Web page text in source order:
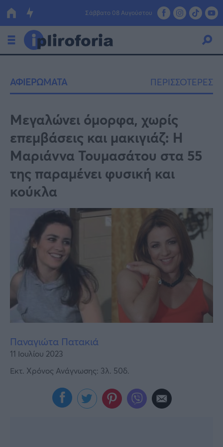
Σάββατο 08 Αυγούστου
Οικονομία
Πολιτική
Τράπεζες
Επιδοτήσεις
ΕΣΠΑ
Κόσμος
Lifestyle
Αθλητικά
Υγεία
Γυναίκα
Καιρός
ΑΦΙΕΡΩΜΑΤΑ ΠΕΡΙΣΣΟΤΕΡΕΣ
Μεγαλώνει όμορφα, χωρίς
επεμβάσεις και μακιγιάζ: Η
Μαριάννα Τουμασάτου στα 55
της παραμένει φυσική και
κούκλα
Παναγιώτα Πατακιά
11 Ιουλίου 2023
Εκτ. Χρόνος Ανάγνωσης: 3λ. 50δ.